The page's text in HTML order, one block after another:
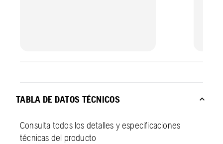
TABLA DE DATOS TÉCNICOS
Consulta todos los detalles y especificaciones
técnicas del producto